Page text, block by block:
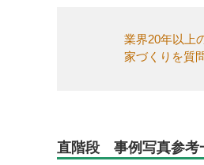
業界20年以上
家づくりを質
直階段 事例写真参考